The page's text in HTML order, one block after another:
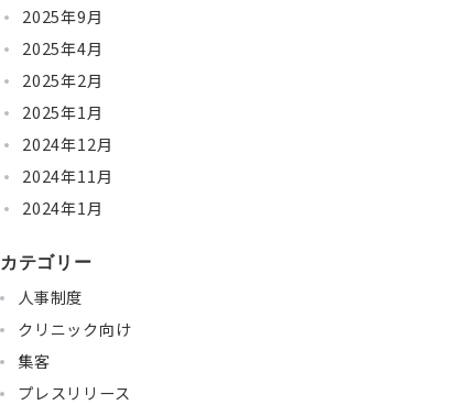
2025年9月
2025年4月
2025年2月
2025年1月
2024年12月
2024年11月
2024年1月
カテゴリー
人事制度
クリニック向け
集客
プレスリリース